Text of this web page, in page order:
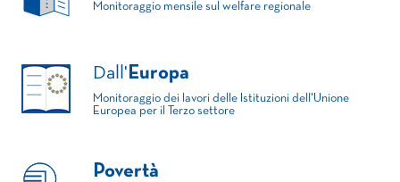
Monitoraggio mensile sul welfare regionale
Dall' Europa
Monitoraggio dei lavori delle Istituzioni dell'Unione
Europea per il Terzo settore
Povertà